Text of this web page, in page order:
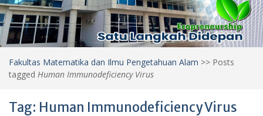
Fakultas Matematika dan Ilmu Pengetahuan Alam >> Posts
tagged Human Immunodeficiency Virus
Tag: Human Immunodeficiency Virus